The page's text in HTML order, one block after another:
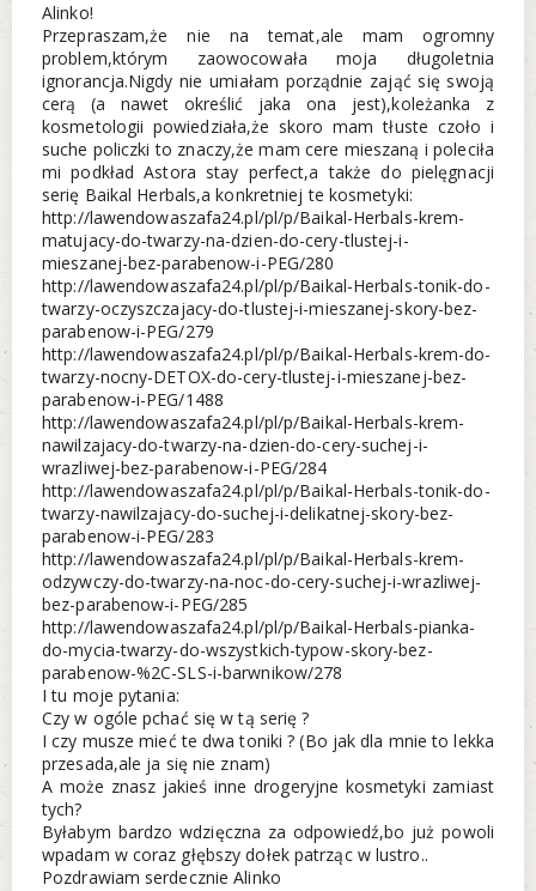
Alinko!
Przepraszam,że nie na temat,ale mam ogromny
problem,którym zaowocowała moja długoletnia
ignorancja.Nigdy nie umiałam porządnie zająć się swoją
cerą (a nawet określić jaka ona jest),koleżanka z
kosmetologii powiedziała,że skoro mam tłuste czoło i
suche policzki to znaczy,że mam cere mieszaną i poleciła
mi podkład Astora stay perfect,a także do pielęgnacji
serię Baikal Herbals,a konkretniej te kosmetyki:
http://lawendowaszafa24.pl/pl/p/Baikal-Herbals-krem-
matujacy-do-twarzy-na-dzien-do-cery-tlustej-i-
mieszanej-bez-parabenow-i-PEG/280
http://lawendowaszafa24.pl/pl/p/Baikal-Herbals-tonik-do-
twarzy-oczyszczajacy-do-tlustej-i-mieszanej-skory-bez-
parabenow-i-PEG/279
http://lawendowaszafa24.pl/pl/p/Baikal-Herbals-krem-do-
twarzy-nocny-DETOX-do-cery-tlustej-i-mieszanej-bez-
parabenow-i-PEG/1488
http://lawendowaszafa24.pl/pl/p/Baikal-Herbals-krem-
nawilzajacy-do-twarzy-na-dzien-do-cery-suchej-i-
wrazliwej-bez-parabenow-i-PEG/284
http://lawendowaszafa24.pl/pl/p/Baikal-Herbals-tonik-do-
twarzy-nawilzajacy-do-suchej-i-delikatnej-skory-bez-
parabenow-i-PEG/283
http://lawendowaszafa24.pl/pl/p/Baikal-Herbals-krem-
odzywczy-do-twarzy-na-noc-do-cery-suchej-i-wrazliwej-
bez-parabenow-i-PEG/285
http://lawendowaszafa24.pl/pl/p/Baikal-Herbals-pianka-
do-mycia-twarzy-do-wszystkich-typow-skory-bez-
parabenow-%2C-SLS-i-barwnikow/278
I tu moje pytania:
Czy w ogóle pchać się w tą serię ?
I czy musze mieć te dwa toniki ? (Bo jak dla mnie to lekka
przesada,ale ja się nie znam)
A może znasz jakieś inne drogeryjne kosmetyki zamiast
tych?
Byłabym bardzo wdzięczna za odpowiedź,bo już powoli
wpadam w coraz głębszy dołek patrząc w lustro..
Pozdrawiam serdecznie Alinko